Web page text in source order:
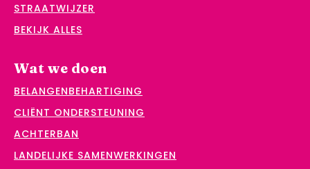
STRAATWIJZER
BEKIJK ALLES
Wat we doen
BELANGENBEHARTIGING
CLIËNT ONDERSTEUNING
ACHTERBAN
LANDELIJKE SAMENWERKINGEN